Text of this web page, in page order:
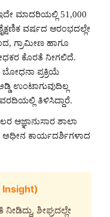
ಮಾದರಿಯಲ್ಲಿ 51,000
ವರ್ಷದ ಆರಂಭದಲ್ಲೇ
ಗ್ರಾಮೀಣ ಹಾಗೂ
ಕೊರತೆ ನೀಗಲಿದೆ.
ಪ್ರಕ್ರಿಯೆ
ಉಂಟಾಗುವುದಿಲ್ಲ
ತಿಳಿಸಿದ್ದಾರೆ.
ಆಜ್ಞಾನುಸಾರ ಶಾಲಾ
ಅಧೀನ ಕಾರ್ಯದರ್ಶಿಗಳಾದ
Insight)
ಶೀಘ್ರದಲ್ಲೇ